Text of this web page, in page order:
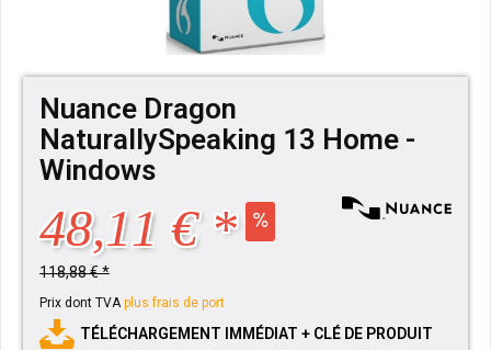
Nuance Dragon
NaturallySpeaking 13 Home -
Windows
48,11 € *
118,88 € *
Prix dont TVAplus frais de port
TÉLÉCHARGEMENT IMMÉDIAT + CLÉ DE PRODUIT